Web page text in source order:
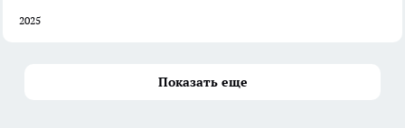
2025
Показать еще